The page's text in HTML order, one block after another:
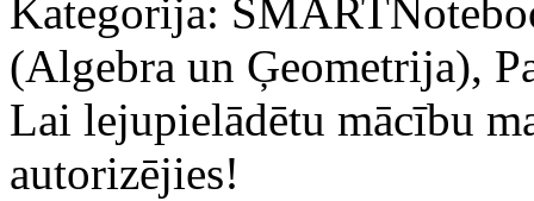
Kategorija:
(Algebra un Ģeometrija),
Lai lejupielādētu mācību
autorizējies!